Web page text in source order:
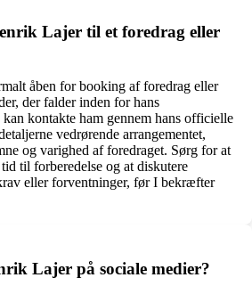
Lajer til et foredrag eller
åben for booking af foredrag eller
der falder inden for hans
kontakte ham gennem hans officielle
vedrørende arrangementet,
og varighed af foredraget. Sørg for at
til forberedelse og at diskutere
eller forventninger, før I bekræfter
Lajer på sociale medier?